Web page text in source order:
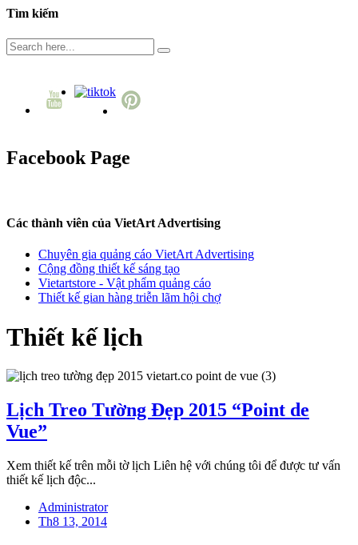
Tìm kiếm
Facebook Page
Các thành viên của VietArt Advertising
Chuyên gia quảng cáo VietArt Advertising
Cộng đồng thiết kế sáng tạo
Vietartstore - Vật phẩm quảng cáo
Thiết kế gian hàng triễn lãm hội chợ
Thiết kế lịch
Lịch Treo Tường Đẹp 2015 “Point de
Vue”
Xem thiết kế trên mỗi tờ lịch Liên hệ với chúng tôi để được tư vấn
thiết kế lịch độc...
Administrator
Th8 13, 2014